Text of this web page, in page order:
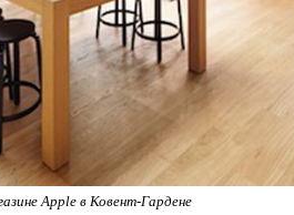
Apple в Ковент-Гардене